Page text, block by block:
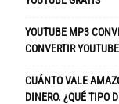
YOUTUBE MP3
CONVERTIR
CUÁNTO VALE
DINERO. ¿QUÉ TIPO